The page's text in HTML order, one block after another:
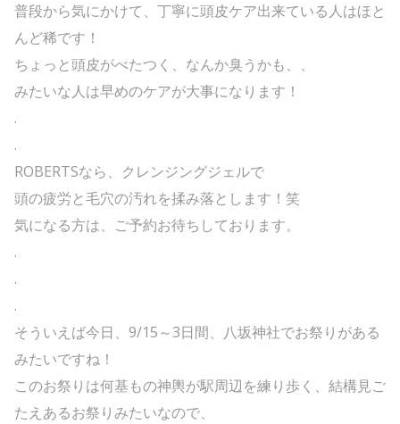
普段から気にかけて、丁寧に頭皮ケア出来ている人はほと
んど稀です！
ちょっと頭皮がべたつく、なんか臭うかも、、
みたいな人は早めのケアが大事になります！
.
.
ROBERTSなら、クレンジングジェルで
頭の疲労と毛穴の汚れを揉み落とします！笑
気になる方は、ご予約お待ちしております。
.
.
.
そういえば今日、9/15～3日間、八坂神社でお祭りがある
みたいですね！
このお祭りは何基もの神輿が駅周辺を練り歩く、結構見ご
たえあるお祭りみたいなので、